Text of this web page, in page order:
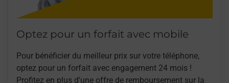
Optez pour un forfait avec mobile
Pour bénéficier du meilleur prix sur votre téléphone,
optez pour un forfait avec engagement 24 mois !
Profitez en plus d’une offre de remboursement sur la